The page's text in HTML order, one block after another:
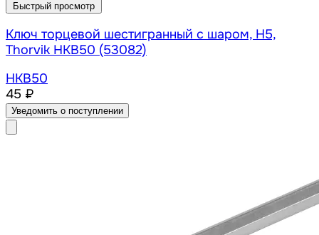
Быстрый просмотр
Ключ торцевой шестигранный с шаром, H5,
Thorvik HKB50 (53082)
HKB50
45 ₽
Уведомить о поступлении